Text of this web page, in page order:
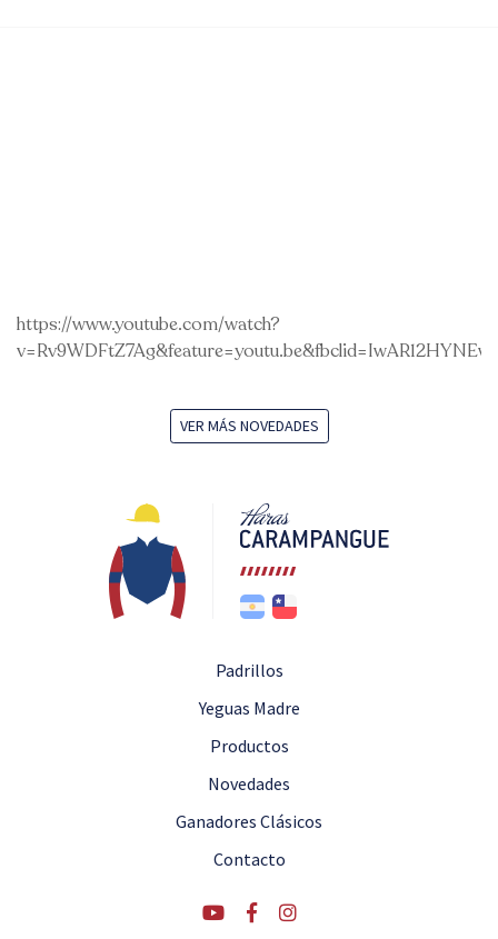
https://www.youtube.com/watch?
VER MÁS NOVEDADES
Padrillos
Yeguas Madre
Productos
Novedades
Ganadores Clásicos
Contacto